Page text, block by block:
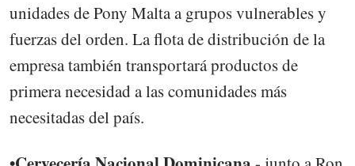
unidades de Pony Malta a grupos vulnerables y
fuerzas del orden. La flota de distribución de la
empresa también transportará productos de
primera necesidad a las comunidades más
necesitadas del país.